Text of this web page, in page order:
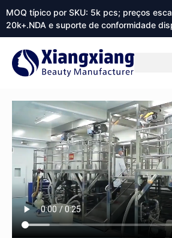
MOQ típico por SKU: 5k pcs; preços
20k+.NDA e suporte de conformidade